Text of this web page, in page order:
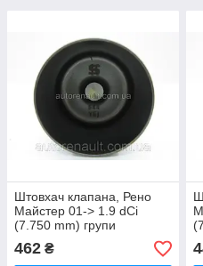
Штовхач клапана, Рено
Майстер 01-> 1.9 dCi
(7.750 mm) групи
kolbenschmidt (Німеччина)
- 50007544
462 ₴
-